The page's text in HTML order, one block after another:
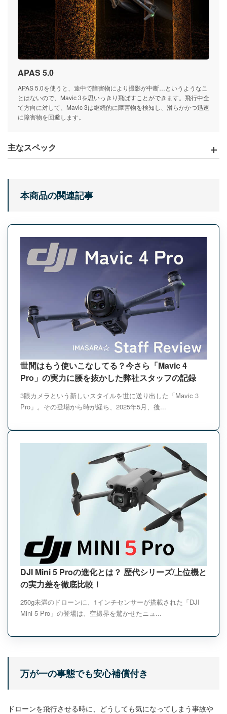
APAS 5.0
APAS 5.0を使うと、途中で障害物により撮影が中断…というようなこ
とはないので、Mavic 3を思いっきり飛ばすことができます。飛行中全
て方向に対して、Mavic 3は継続的に障害物を検知し、滑らかかつ迅速
に障害物を回避します。
主なスペック
本商品の関連記事
世間はもう使いこなしてる？今さら「Mavic 4
Pro」の実力に腰を抜かした弊社スタッフの記録
3眼カメラという新しいスタイルを世に送り出した「Mavic 3
Pro」。その登場から時が経ち、2025年5月、後...
DJI Mini 5 Proの進化とは？ 歴代シリーズ/上位機と
の実力差を徹底比較！
250g未満のドローンに、1インチセンサーが搭載された「DJI
Mini 5 Pro」の登場は、空撮界を驚かせたニュ...
万が一の事態でも安心補償付き
ドローンを飛行させる時に、どうしても気になってしまう事故や